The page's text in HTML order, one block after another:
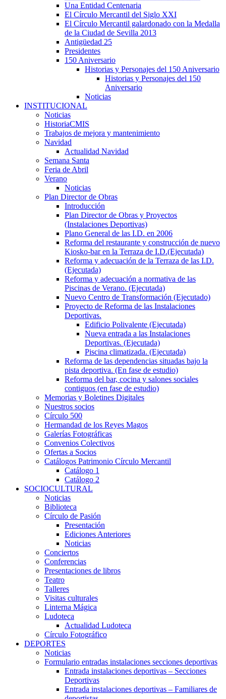
Una Entidad Centenaria
El Círculo Mercantil del Siglo XXI
El Círculo Mercantil galardonado con la Medalla
de la Ciudad de Sevilla 2013
Antigüedad 25
Presidentes
150 Aniversario
Historias y Personajes del 150 Aniversario
Historias y Personajes del 150
Aniversario
Noticias
INSTITUCIONAL
Noticias
HistoriaCMIS
Trabajos de mejora y mantenimiento
Navidad
Actualidad Navidad
Semana Santa
Feria de Abril
Verano
Noticias
Plan Director de Obras
Introducción
Plan Director de Obras y Proyectos
(Instalaciones Deportivas)
Plano General de las I.D. en 2006
Reforma del restaurante y construcción de nuevo
Kiosko-bar en la Terraza de I.D.(Ejecutada)
Reforma y adecuación de la Terraza de las I.D.
(Ejecutada)
Reforma y adecuación a normativa de las
Piscinas de Verano. (Ejecutada)
Nuevo Centro de Transformación (Ejecutado)
Proyecto de Reforma de las Instalaciones
Deportivas.
Edificio Polivalente (Ejecutada)
Nueva entrada a las Instalaciones
Deportivas. (Ejecutada)
Piscina climatizada. (Ejecutada)
Reforma de las dependencias situadas bajo la
pista deportiva. (En fase de estudio)
Reforma del bar, cocina y salones sociales
contiguos (en fase de estudio)
Memorias y Boletines Digitales
Nuestros socios
Círculo 500
Hermandad de los Reyes Magos
Galerías Fotográficas
Convenios Colectivos
Ofertas a Socios
Catálogos Patrimonio Círculo Mercantil
Catálogo 1
Catálogo 2
SOCIOCULTURAL
Noticias
Biblioteca
Círculo de Pasión
Presentación
Ediciones Anteriores
Noticias
Conciertos
Conferencias
Presentaciones de libros
Teatro
Talleres
Visitas culturales
Linterna Mágica
Ludoteca
Actualidad Ludoteca
Círculo Fotográfico
DEPORTES
Noticias
Formulario entradas instalaciones secciones deportivas
Entrada instalaciones deportivas – Secciones
Deportivas
Entrada instalaciones deportivas – Familiares de